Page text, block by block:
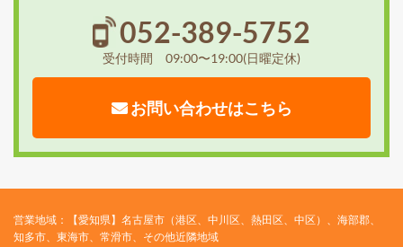
052-389-5752
受付時間 09:00〜19:00(日曜定休)
お問い合わせはこちら
営業地域：【愛知県】名古屋市（港区、中川区、熱田区、中区）、海部郡、
知多市、東海市、常滑市、その他近隣地域